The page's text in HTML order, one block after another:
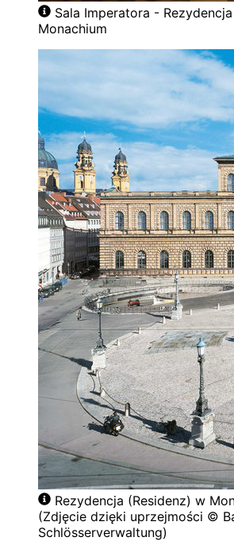
Sala Imperatora -
Monachium
Rezydencja (Residenz) w
(Zdjęcie dzięki uprzejmości ©
Schlösserverwaltung)